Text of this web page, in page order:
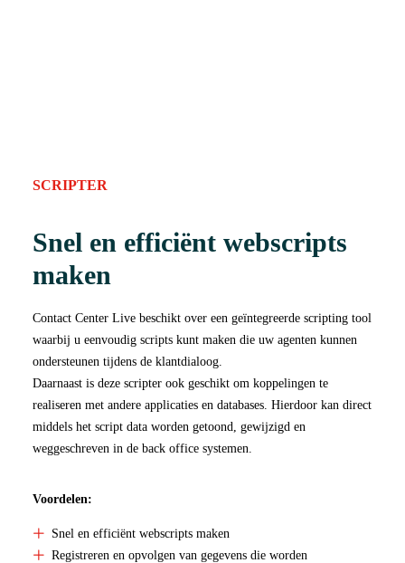
SCRIPTER
Snel en efficiënt webscripts
maken
Contact Center Live beschikt over een geïntegreerde scripting tool
waarbij u eenvoudig scripts kunt maken die uw agenten kunnen
ondersteunen tijdens de klantdialoog.
Daarnaast is deze scripter ook geschikt om koppelingen te
realiseren met andere applicaties en databases. Hierdoor kan direct
middels het script data worden getoond, gewijzigd en
weggeschreven in de back office systemen.
Voordelen:
Snel en efficiënt webscripts maken
Registreren en opvolgen van gegevens die worden